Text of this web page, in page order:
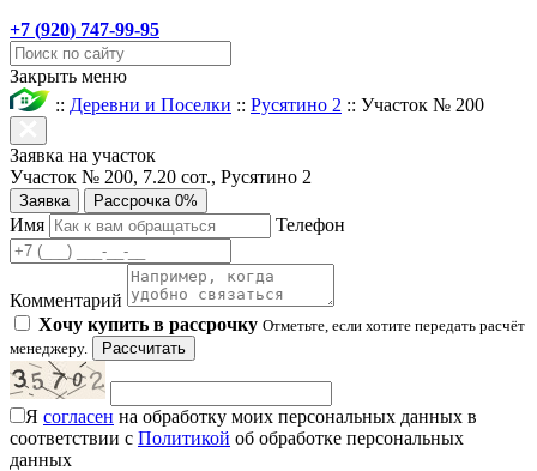
+7 (920) 747-99-95
Закрыть меню
:: Деревни и Поселки :: Русятино 2 :: Участок № 200
Заявка на участок
Участок № 200, 7.20 сот., Русятино 2
Заявка Рассрочка 0%
Имя Телефон
Комментарий
Хочу купить в рассрочку Отметьте, если хотите передать расчёт
менеджеру.
Рассчитать
Я согласен на обработку моих персональных данных в
соответствии с Политикой об обработке персональных
данных